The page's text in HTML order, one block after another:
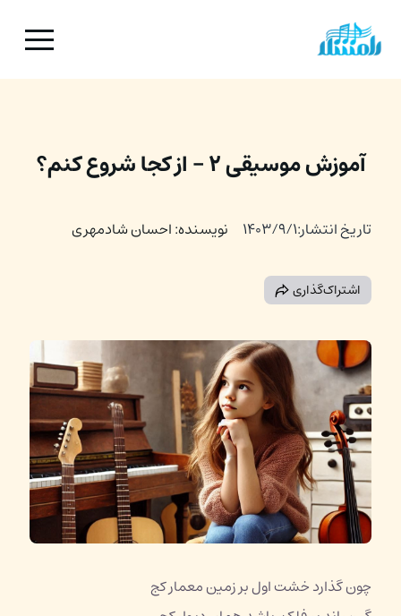
آموزش موسیقی ۲ - از کجا شروع کنم؟
تاریخ انتشار:۱۴۰۳/۹/۱ نویسنده: احسان شادمهری
اشتراک‌گذاری
چون گذارد خشت اول بر زمین معمار کج